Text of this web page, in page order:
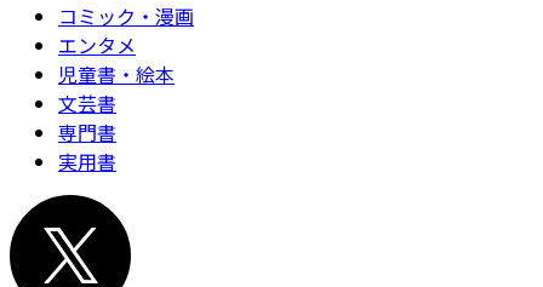
コミック・漫画
エンタメ
児童書・絵本
文芸書
専門書
実用書